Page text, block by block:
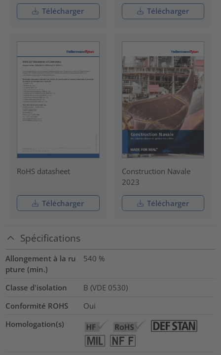
Télécharger Télécharger
RoHS datasheet
Télécharger
Construction Navale
2023
Télécharger
Spécifications
Allongement à la ru
pture (min.)
540 %
Classe d'isolation
B (VDE 0530)
Conformité ROHS
Oui
Homologation(s)